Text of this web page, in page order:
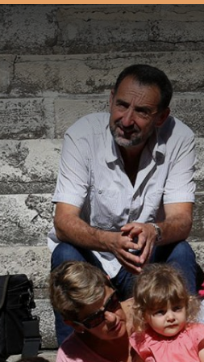
de l&#039;Aveyron